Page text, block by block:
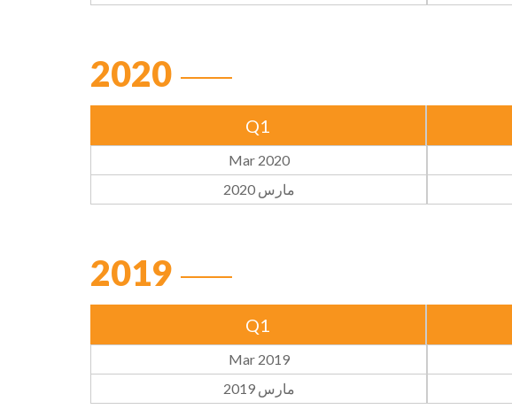
2020
Q1
Mar 2020
مارس 2020
2019
Q1
Mar 2019
مارس 2019